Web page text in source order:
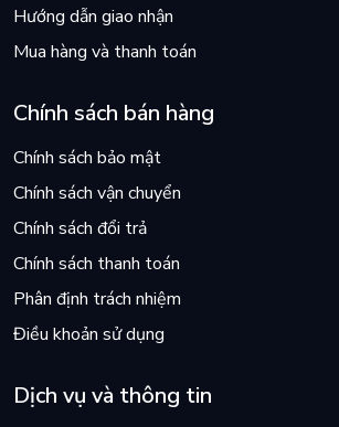
Hướng dẫn giao nhận
Mua hàng và thanh toán
Chính sách bán hàng
Chính sách bảo mật
Chính sách vận chuyển
Chính sách đổi trả
Chính sách thanh toán
Phân định trách nhiệm
Điều khoản sử dụng
Dịch vụ và thông tin